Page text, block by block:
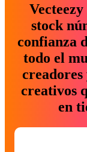
stock
confianza
todo el
creativos
en